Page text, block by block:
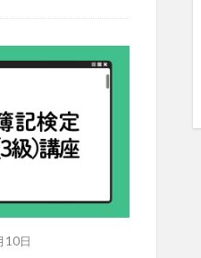
10日